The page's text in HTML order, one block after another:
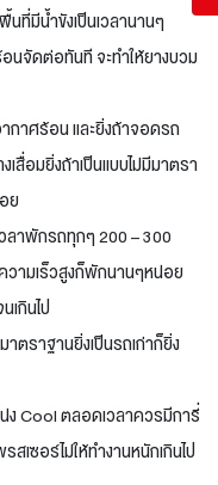
ที่มีน้ำขังเป็นเวลานานๆ
นจัดต่อทันที จะทำให้ยางบวม
กาศร้อน และยิ่งถ้าจอดรถ
สื่อมยิ่งถ้าเป็นแบบไม่มีมาตรา
ย
าพักรถทุกๆ 200 – 300
วามเร็วสูงก็พักนานๆหน่อย
เกินไป
ตราฐานยิ่งเป็นรถเก่าก็ยิ่ง
ง Cool ตลอดเวลาควรมีการี่
เซอร์ไม่ให้ทำงานหนักเกินไป